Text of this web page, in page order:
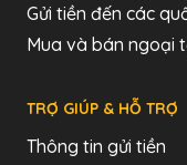
Gửi tiền đến các
Mua và bán ngoại
TRỢ GIÚP & HỖ TRỢ
Thông tin gửi tiền